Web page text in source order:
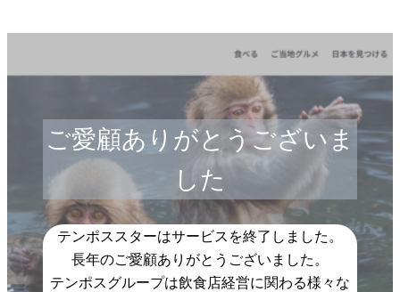
ご愛顧ありがとうございま
した
テンポススターはサービスを終了しました。
長年のご愛顧ありがとうございました。
テンポスグループは飲食店経営に関わる様々な